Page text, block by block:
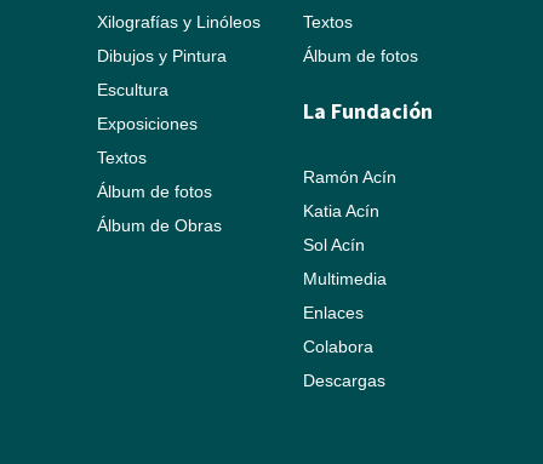
Xilografías y Linóleos
Dibujos y Pintura
Escultura
Exposiciones
Textos
Álbum de fotos
Álbum de Obras
Textos
Álbum de fotos
La Fundación
Ramón Acín
Katia Acín
Sol Acín
Multimedia
Enlaces
Colabora
Descargas